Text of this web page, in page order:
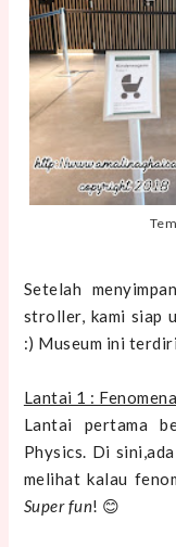
Setelah
stroller, kami siap
:) Museum ini
Lantai 1 :
Lantai pertama
Physics. Di
melihat kalau
Super fun! 😊